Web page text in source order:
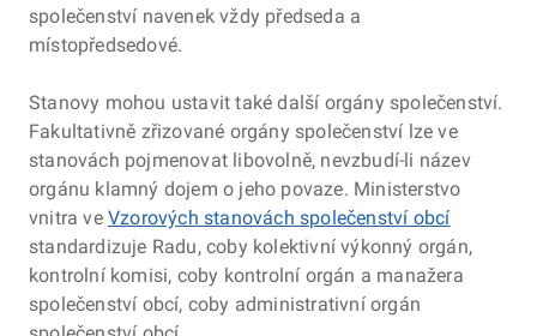
společenství navenek vždy předseda a
místopředsedové.
Stanovy mohou ustavit také další orgány společenství.
Fakultativně zřizované orgány společenství lze ve
stanovách pojmenovat libovolně, nevzbudí-li název
orgánu klamný dojem o jeho povaze. Ministerstvo
vnitra ve Vzorových stanovách společenství obcí
standardizuje Radu, coby kolektivní výkonný orgán,
kontrolní komisi, coby kontrolní orgán a manažera
společenství obcí, coby administrativní orgán